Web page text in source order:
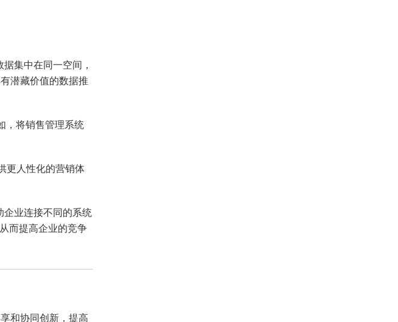
集中在同一空间，
潜藏价值的数据推
，将销售管理系统
更人性化的营销体
企业连接不同的系统
而提高企业的竞争
和协同创新，提高